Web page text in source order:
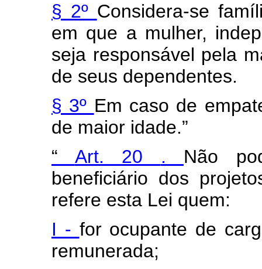
§ 2º Considera-se
em que a mulher,
seja responsável pela
de seus dependentes.
§ 3º Em caso de
de maior idade.”
“ Art. 20 . Não
beneficiário dos
refere esta Lei quem:
I - for ocupante de
remunerada;